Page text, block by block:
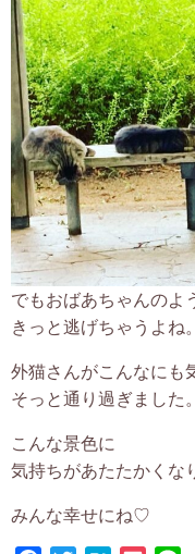
でもおばあちゃんのよ
きっと逃げちゃうよね
外猫さんがこんなにも
そっと通り過ぎました。
こんな景色に
気持ちがあたたかくな
みんな幸せにね♡